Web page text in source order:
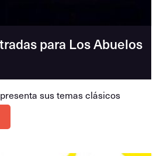
para Los Abuelos
sus temas clásicos